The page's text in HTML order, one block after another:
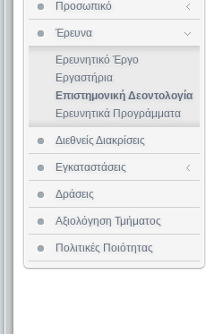
Προσωπικό
Επισκέπτες Καθηγητές
Έρευνα
Ερευνητικό Έργο
Εργαστήρια
Επιστημονική Δεοντολογία
Ερευνητικά Προγράμματα
Διεθνείς Διακρίσεις
Εγκαταστάσεις
Κτιριακές Εγκαταστάσεις
Αθλητικές Εγκαταστάσεις
Αίθουσες Διδασκαλίας
Βιβλιοθήκη
Εστιατόριο
Διαθεσιμότητα Αιθουσών
Δράσεις
Αξιολόγηση Τμήματος
Πολιτικές Ποιότητας